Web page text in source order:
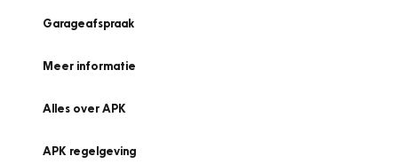
Garageafspraak
Meer informatie
Alles over APK
APK regelgeving